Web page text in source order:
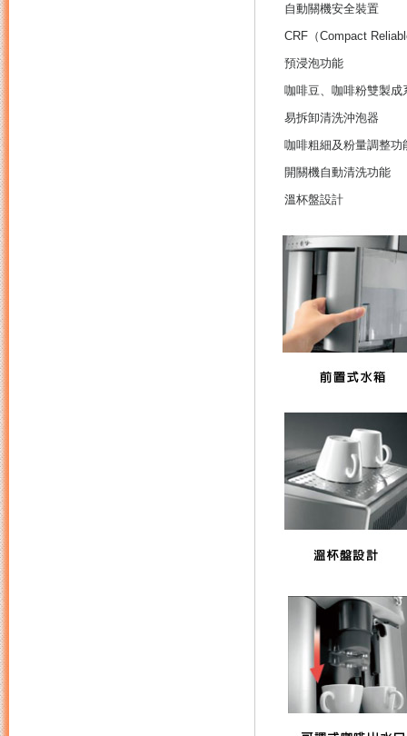
自動關機安全裝置
CRF（Compact
預浸泡功能
咖啡豆、咖啡粉雙製成
易拆卸清洗沖泡器
咖啡粗細及粉量調整功
開關機自動清洗功能
溫杯盤設計